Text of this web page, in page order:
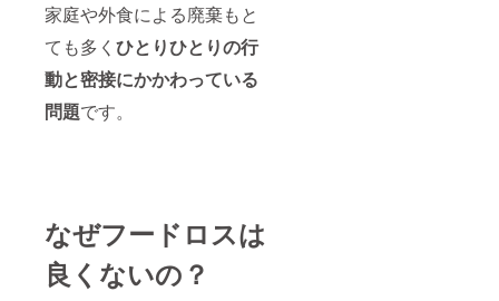
家庭や外食による廃棄もと
ても多く ひとりひとりの行
動と密接にかかわっている
問題です。
なぜフードロスは
良くないの？